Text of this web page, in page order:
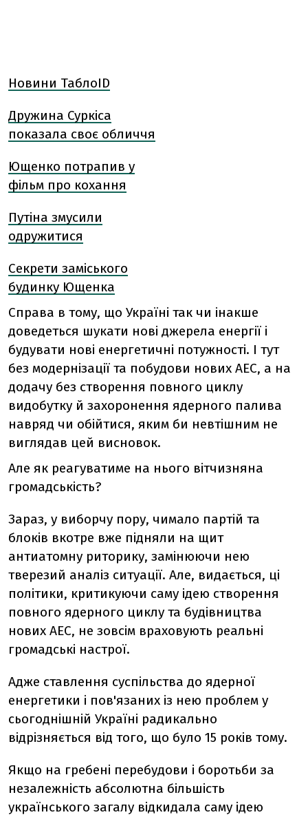
Новини ТаблоID
Дружина Суркіса
показала своє обличчя
Ющенко потрапив у
фільм про кохання
Путіна змусили
одружитися
Секрети заміського
будинку Ющенка
Справа в тому, що Україні так чи інакше
доведеться шукати нові джерела енергії і
будувати нові енергетичні потужності. І тут
без модернізації та побудови нових АЕС, а на
додачу без створення повного циклу
видобутку й захоронення ядерного палива
навряд чи обійтися, яким би невтішним не
виглядав цей висновок.
Але як реагуватиме на нього вітчизняна
громадськість?
Зараз, у виборчу пору, чимало партій та
блоків вкотре вже підняли на щит
антиатомну риторику, замінюючи нею
тверезий аналіз ситуації. Але, видається, ці
політики, критикуючи саму ідею створення
повного ядерного циклу та будівництва
нових АЕС, не зовсім враховують реальні
громадські настрої.
Адже ставлення суспільства до ядерної
енергетики і пов'язаних із нею проблем у
сьогоднішній Україні радикально
відрізняється від того, що було 15 років тому.
Якщо на гребені перебудови і боротьби за
незалежність абсолютна більшість
українського загалу відкидала саму ідею